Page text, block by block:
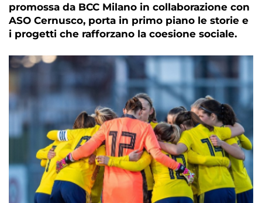
promossa da BCC Milano in collaborazione con
ASO Cernusco, porta in primo piano le storie e
i progetti che rafforzano la coesione sociale.